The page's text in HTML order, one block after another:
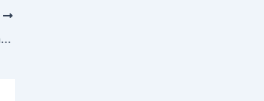
Plano Safra: Tesouro suspende novas contratações de financiamento; Haddad anuncia MP para contornar situação